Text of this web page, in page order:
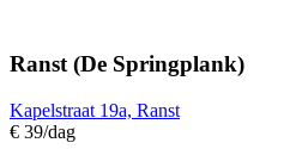
Ranst (De Springplank)
Kapelstraat 19a, Ranst
€ 39/dag